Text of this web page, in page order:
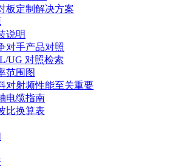
板定制解决方案
说明
对手产品对照
UG 对照检索
范围图
对射频性能至关重要
电缆指南
比换算表